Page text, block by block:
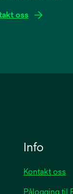
oss
Info
Kontakt oss
Pålogging til